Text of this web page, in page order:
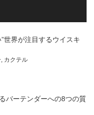
世界が注目するウイスキ
, カクテル
バーテンダーへの8つの質